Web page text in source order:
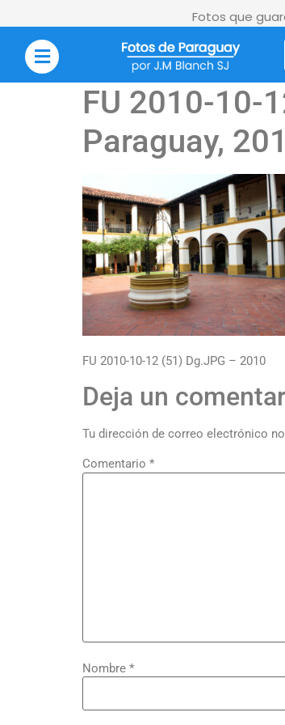
Fotos que
FU 2010-10-
Paraguay,
FU 2010-10-12 (51) Dg.JPG – 2010
Deja un
Tu dirección de correo electrónico
Comentario *
Nombre *